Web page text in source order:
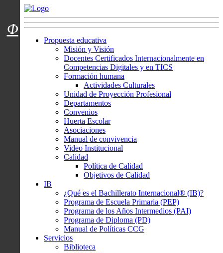
Menú usuarios
Propuesta educativa
Misión y Visión
Docentes Certificados Internacionalmente en
Competencias Digitales y en TICS
Formación humana
Actividades Culturales
Unidad de Proyección Profesional
Departamentos
Convenios
Huerta Escolar
Asociaciones
Manual de convivencia
Video Institucional
Calidad
Política de Calidad
Objetivos de Calidad
IB
¿Qué es el Bachillerato Internacional® (IB)?
Programa de Escuela Primaria (PEP)
Programa de los Años Intermedios (PAI)
Programa de Diploma (PD)
Manual de Políticas CCG
Servicios
Biblioteca
Φ